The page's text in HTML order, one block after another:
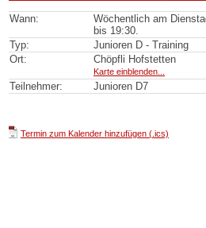
Wann:
Wöchentlich am
bis 19:30.
Typ:
Junioren D - Training
Ort:
Chöpfli Hofstetten
Karte einblenden...
Teilnehmer: Junioren D7
Termin zum Kalender hinzufügen (.ics)